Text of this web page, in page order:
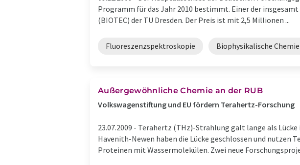
Programm für das Jahr 2010 bestimmt. Einer der
(BIOTEC) der TU Dresden. Der Preis ist mit 2,5 Millionen ...
Fluoreszenzspektroskopie Biophysikalische Chemie
Außergewöhnliche Chemie an der RUB
Volkswagenstiftung und EU fördern Terahertz-Forschung
23.07.2009 - Terahertz (THz)-Strahlung galt lange als
Havenith-Newen haben die Lücke geschlossen und nutzen
Proteinen mit Wassermolekülen. Zwei neue